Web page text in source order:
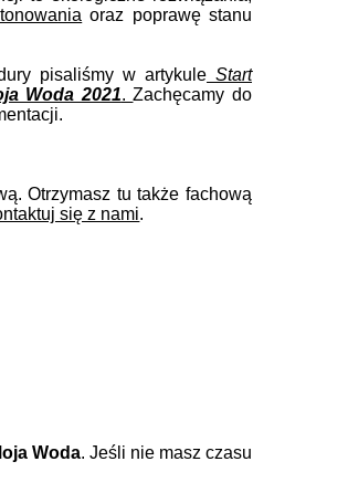
oraz poprawę stanu
pisaliśmy w artykule Start
Woda 2021.Zachęcamy do
Otrzymasz tu także fachową
się z nami.
Woda. Jeśli nie masz czasu